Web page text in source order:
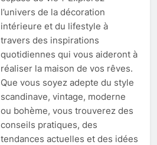
l’univers de la décoration
intérieure et du lifestyle à
travers des inspirations
quotidiennes qui vous aideront à
réaliser la maison de vos rêves.
Que vous soyez adepte du style
scandinave, vintage, moderne
ou bohème, vous trouverez des
conseils pratiques, des
tendances actuelles et des idées